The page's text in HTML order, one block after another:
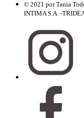
© 2021 por Tania
INTIMA S.A. -